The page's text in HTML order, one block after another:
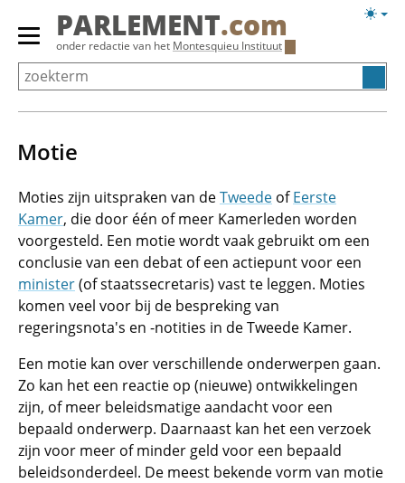
Overslaan
Primair
menu
tonen/verbergen
PARLEMENT.com
onder redactie van het Montesquieu Instituut
Motie
Moties zijn uitspraken van deTweede ofEerste
Kamer, die door één of meer Kamerleden worden
voorgesteld. Een motie wordt vaak gebruikt om een
conclusie van een debat of een actiepunt voor een
minister(of staatssecretaris) vast te leggen. Moties
komen veel voor bij de bespreking van
regeringsnota's en -notities in de Tweede Kamer.
Een motie kan over verschillende onderwerpen gaan.
Zo kan het een reactie op (nieuwe) ontwikkelingen
zijn, of meer beleidsmatige aandacht voor een
bepaald onderwerp. Daarnaast kan het een verzoek
zijn voor meer of minder geld voor een bepaald
beleidsonderdeel. De meest bekende vorm van motie